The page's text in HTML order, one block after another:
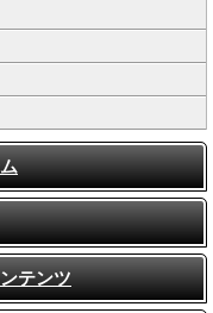
テンツ